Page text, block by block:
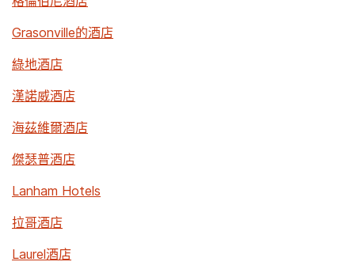
Grasonville的酒店
綠地酒店
漢諾威酒店
海茲維爾酒店
傑瑟普酒店
Lanham Hotels
拉哥酒店
Laurel酒店